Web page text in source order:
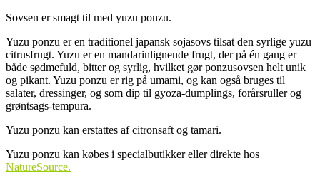
Sovsen er smagt til med yuzu ponzu.
Yuzu ponzu er en traditionel japansk sojasovs tilsat den syrlige yuzu
citrusfrugt. Yuzu er en mandarinlignende frugt, der på én gang er
både sødmefuld, bitter og syrlig, hvilket gør ponzusovsen helt unik
og pikant. Yuzu ponzu er rig på umami, og kan også bruges til
salater, dressinger, og som dip til gyoza-dumplings, forårsruller og
grøntsags-tempura.
Yuzu ponzu kan erstattes af citronsaft og tamari.
Yuzu ponzu kan købes i specialbutikker eller direkte hos
NatureSource.